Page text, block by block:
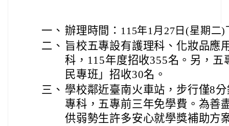
一、 辦理時間： 115年1月27日(星期二)
二、 旨校五專設有護理科、化妝品應
科，115年度招收355名。另，
民專班」招收30名。
三、 學校鄰近臺南火車站，步行僅8
專科，五專前三年免學費。為善
供弱勢生許多安心就學獎補助方